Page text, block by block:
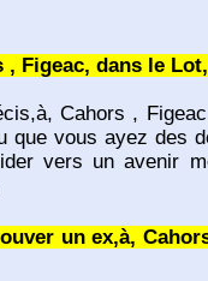
Figeac, dans le Lot,
Cahors ,
vous ayez des
vers un avenir
un ex,à,